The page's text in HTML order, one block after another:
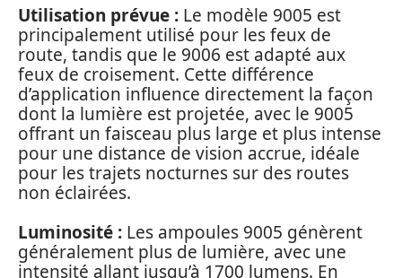
Utilisation prévue : Le modèle 9005 est
principalement utilisé pour les feux de
route, tandis que le 9006 est adapté aux
feux de croisement. Cette différence
d’application influence directement la façon
dont la lumière est projetée, avec le 9005
offrant un faisceau plus large et plus intense
pour une distance de vision accrue, idéale
pour les trajets nocturnes sur des routes
non éclairées.
Luminosité : Les ampoules 9005 génèrent
généralement plus de lumière, avec une
intensité allant jusqu’à 1700 lumens. En